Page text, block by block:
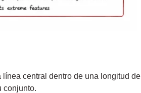
central dentro de una longitud de
conjunto.